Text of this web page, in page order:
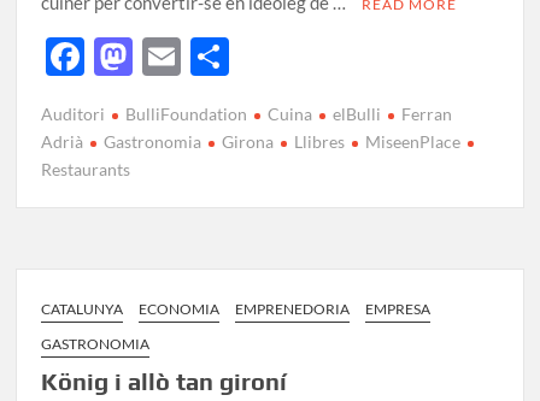
READ MORE
F
e
b
o
M
to
o
E
ail m
ar
Auditori BulliFoundation Cuina elBulli
Ferran
Adrià
Gastronomia Girona Llibres
MiseenPlace
Restaurants
CATALUNYA ECONOMIA EMPRENEDORIA
EMPRESA
GASTRONOMIA
König i allò tan gironí